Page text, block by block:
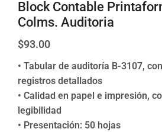
Block Contable
Colms. Auditoria
$93.00
• Tabular de auditoría B-3107,
registros detallados
• Calidad en papel e impresión,
legibilidad
• Presentación: 50 hojas